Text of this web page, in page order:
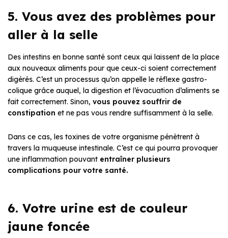
5. Vous avez des problèmes pour
aller à la selle
Des intestins en bonne santé sont ceux qui laissent de la place
aux nouveaux aliments pour que ceux-ci soient correctement
digérés. C’est un processus qu’on appelle le réflexe gastro-
colique grâce auquel, la digestion et l’évacuation d’aliments se
fait correctement. Sinon, vous pouvez souffrir de
constipation et ne pas vous rendre suffisamment à la selle.
Dans ce cas, les toxines de votre organisme pénètrent à
travers la muqueuse intestinale. C’est ce qui pourra provoquer
une inflammation pouvant entraîner plusieurs
complications pour votre santé.
6. Votre urine est de couleur
jaune foncée